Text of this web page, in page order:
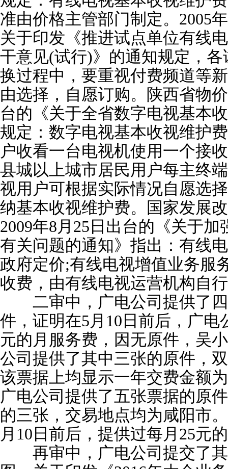
准由价格主管部门制定。2005
关于印发《推进试点单位有线
干意见(试行)》的通知规定，
换过程中，要重视付费频道等
由选择，自愿订购。陕西省物
台的《关于全省数字电视基本
规定：数字电视基本收视维护
户收看一台电视机使用一个接
县城以上城市居民用户每主终
视用户可根据实际情况自愿选
纳基本收视维护费。国家发展
2009年8月25日出台的《关于
有关问题的通知》指出：有线
政府定价;有线电视增值业务服
收费，由有线电视运营机构自
二审中，广电公司提供了四
件，证明在5月10日前后，广电
元的月服务费，因无原件，吴
公司提供了其中三张的原件，
该票据上均显示一年交费金额
广电公司提供了五张票据的原
的三张，交易地点均为咸阳市
月10日前后，提供过每月25元
再审中，广电公司提交了其